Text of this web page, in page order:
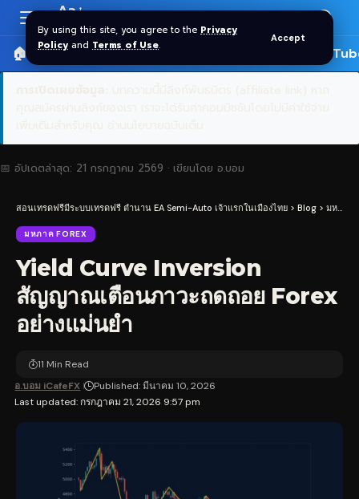
By using this site, you agree to the Privacy
Policy and Terms of Use.
Accept
Resizer
Aa
🏠 หน้าแรก ราคาทอง SPDR 🎬
📅 อัปเดตล่าสุด: 21 กรกฎาคม 2569 · เขียนโดย อ.บอม
สอนเทรดฟรีมีระบบเทรดฟรี ตำนาน EA Semi-Auto เจ้าแรกในเมืองไทย > Blog > มหภาค Forex
มหภาค FOREX
Yield Curve Inversion
สัญญาณเตือนภาวะถดถอย Forex
อย่างแม่นยำ
Last updated: กรกฎาคม 21, 2026 9:57 pm
อ.บอม iCafeFX Published: มีนาคม 10, 2026
11 Min Read